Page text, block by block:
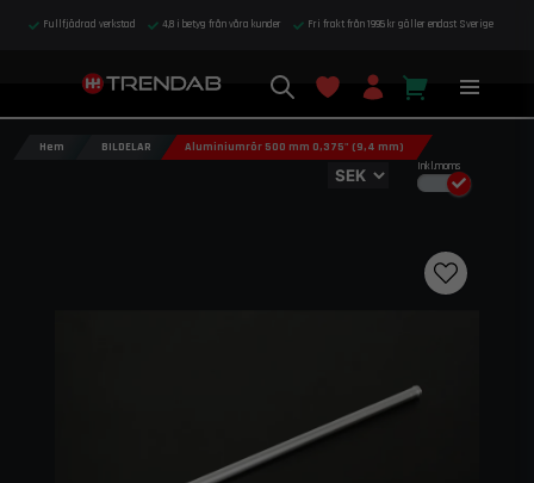
Fullfjädrad verkstad 4,8 i betyg från våra kunder Fri frakt från 1995 kr gäller endast Sverige
Inkl.moms
Hem BILDELAR Aluminiumrör 500 mm 0,375" (9,4 mm)